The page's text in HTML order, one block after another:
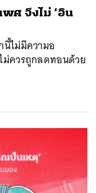
ศ จึงไม่ ‘อิน
ไม่มีความอ
ม่ควรถูกลดทอนด้วย